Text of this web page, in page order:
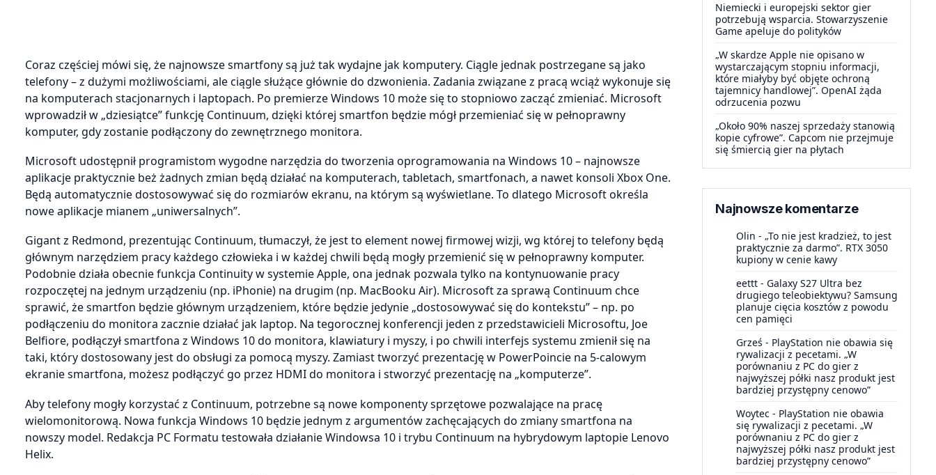
Coraz częściej mówi się, że najnowsze smartfony są już tak wydajne jak komputery. Ciągle jednak postrzegane są jako
telefony – z dużymi możliwościami, ale ciągle służące głównie do dzwonienia. Zadania związane z pracą wciąż wykonuje się
na komputerach stacjonarnych i laptopach. Po premierze Windows 10 może się to stopniowo zacząć zmieniać. Microsoft
wprowadził w „dziesiątce” funkcję Continuum, dzięki której smartfon będzie mógł przemieniać się w pełnoprawny
komputer, gdy zostanie podłączony do zewnętrznego monitora.
Microsoft udostępnił programistom wygodne narzędzia do tworzenia oprogramowania na Windows 10 – najnowsze
aplikacje praktycznie beż żadnych zmian będą działać na komputerach, tabletach, smartfonach, a nawet konsoli Xbox One.
Będą automatycznie dostosowywać się do rozmiarów ekranu, na którym są wyświetlane. To dlatego Microsoft określa
nowe aplikacje mianem „uniwersalnych”.
Gigant z Redmond, prezentując Continuum, tłumaczył, że jest to element nowej firmowej wizji, wg której to telefony będą
głównym narzędziem pracy każdego człowieka i w każdej chwili będą mogły przemienić się w pełnoprawny komputer.
Podobnie działa obecnie funkcja Continuity w systemie Apple, ona jednak pozwala tylko na kontynuowanie pracy
rozpoczętej na jednym urządzeniu (np. iPhonie) na drugim (np. MacBooku Air). Microsoft za sprawą Continuum chce
sprawić, że smartfon będzie głównym urządzeniem, które będzie jedynie „dostosowywać się do kontekstu” – np. po
podłączeniu do monitora zacznie działać jak laptop. Na tegorocznej konferencji jeden z przedstawicieli Microsoftu, Joe
Belfiore, podłączył smartfona z Windows 10 do monitora, klawiatury i myszy, i po chwili interfejs systemu zmienił się na
taki, który dostosowany jest do obsługi za pomocą myszy. Zamiast tworzyć prezentację w PowerPoincie na 5-calowym
ekranie smartfona, możesz podłączyć go przez HDMI do monitora i stworzyć prezentację na „komputerze”.
Aby telefony mogły korzystać z Continuum, potrzebne są nowe komponenty sprzętowe pozwalające na pracę
wielomonitorową. Nowa funkcja Windows 10 będzie jednym z argumentów zachęcających do zmiany smartfona na
nowszy model. Redakcja PC Formatu testowała działanie Windowsa 10 i trybu Continuum na hybrydowym laptopie Lenovo
Helix.
Niemiecki i europejski sektor gier
potrzebują wsparcia. Stowarzyszenie
Game apeluje do polityków
„W skardze Apple nie opisano w
wystarczającym stopniu informacji,
które miałyby być objęte ochroną
tajemnicy handlowej”. OpenAI żąda
odrzucenia pozwu
„Około 90% naszej sprzedaży stanowią
kopie cyfrowe”. Capcom nie przejmuje
się śmiercią gier na płytach
Najnowsze komentarze
Olin - „To nie jest kradzież, to jest
praktycznie za darmo”. RTX 3050
kupiony w cenie kawy
eettt - Galaxy S27 Ultra bez
drugiego teleobiektywu? Samsung
planuje cięcia kosztów z powodu
cen pamięci
Grześ - PlayStation nie obawia się
rywalizacji z pecetami. „W
porównaniu z PC do gier z
najwyższej półki nasz produkt jest
bardziej przystępny cenowo”
Woytec - PlayStation nie obawia
się rywalizacji z pecetami. „W
porównaniu z PC do gier z
najwyższej półki nasz produkt jest
bardziej przystępny cenowo”